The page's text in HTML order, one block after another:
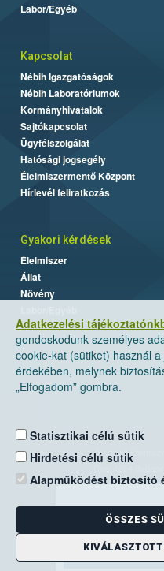
Adatkezelési
gondoskodunk személyes
cookie-kat (sütiket) használ
érdekében, melynek
„Elfogadom” gombra.
Statisztikai célú sütik
Hirdetési célú sütik
Alapműködést biztosító
ÖSSZES
Labor/Egyéb
Kapcsolat
Nébih Igazgatóságok
Nébih Laboratóriumok
Kormányhivatalok
Sajtókapcsolat
Ügyfélszolgálat
Hatósági jogsegély
Élelmiszermentő Központ
Hírlevél feliratkozás
Gyakori kérdések
Élelmiszer
Állat
Növény
Nemzeti
Levelezési cím:
E-mail:
Zöld
Telefon: